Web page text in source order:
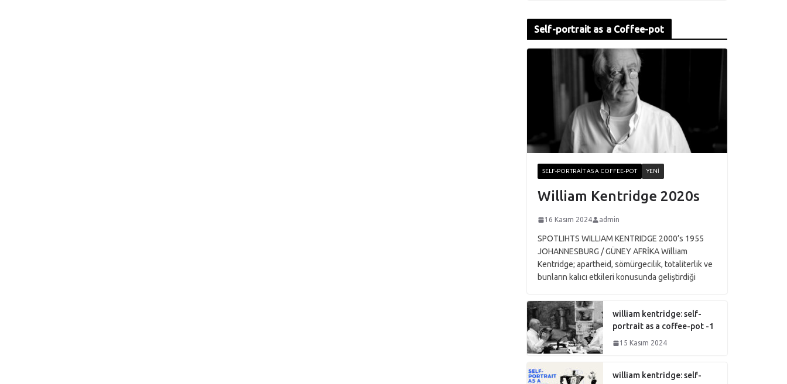
Self-portrait as a Coffee-pot
SELF-PORTRAIT AS A COFFEE-POT YENI
William Kentridge 2020s
16 Kasım 2024 admin
SPOTLIHTS WILLIAM KENTRIDGE 2000’s 1955
JOHANNESBURG / GÜNEY AFRİKA William
Kentridge; apartheid, sömürgecilik, totaliterlik ve
bunların kalıcı etkileri konusunda geliştirdiği
william kentridge: self-
portrait as a coffee-pot -1
15 Kasım 2024
william kentridge: self-